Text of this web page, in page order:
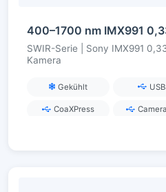
SWIR-Serie | Sony IMX991
Kamera
Gekühlt
CoaXPress